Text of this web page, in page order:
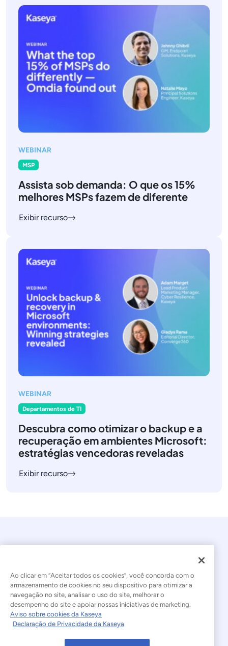
WEBINAR
MSP
Assista sob demanda: O que os 15%
melhores MSPs fazem de diferente
Exibir recurso
WEBINAR
Departamentos de TI
Descubra como otimizar o backup e a
recuperação em ambientes Microsoft:
estratégias vencedoras reveladas
Exibir recurso
© 2026 Kaseya. Todos os direitos reservados.
Português Brasileiro
Declaração sobre a Escravidão Moderna
Ao clicar em “Aceitar todos os cookies”, você concorda com o
armazenamento de cookies no seu dispositivo para otimizar a
navegação no site, analisar o uso do site, melhorar o
desempenho do site e apoiar nossas iniciativas de marketing.
Aviso sobre cookies da Kaseya
Declaração de Privacidade da Kaseya